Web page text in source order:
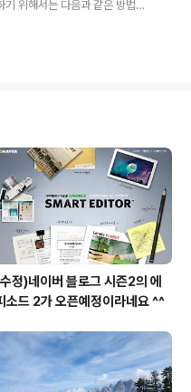
위해서는 다음과 같은 방법으
파일을 WebContent/
c..
정)네이버 블로그 시즌2의 에
소드 2가 오픈예정이라네요 ^^